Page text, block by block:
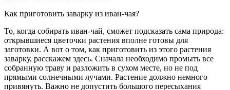
Как приготовить заварку из иван-чая?
То, когда собирать иван-чай, сможет подсказать сама природа:
открывшиеся цветочки растения вполне готовы для
заготовки. А вот о том, как приготовить из этого растения
заварку, расскажем здесь. Сначала необходимо промыть все
собранную траву и разложить в сухом месте, но не под
прямыми солнечными лучами. Растение должно немного
привянуть. Важно не допустить большого пересыхания